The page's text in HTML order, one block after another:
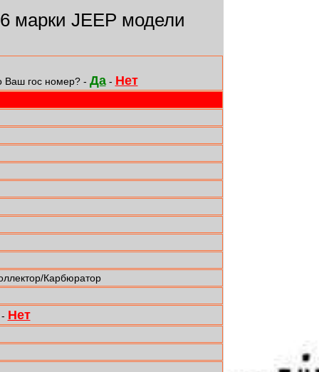
марки JEEP модели
Ваш гос номер? - Да- Нет
Карбюратор
Нет